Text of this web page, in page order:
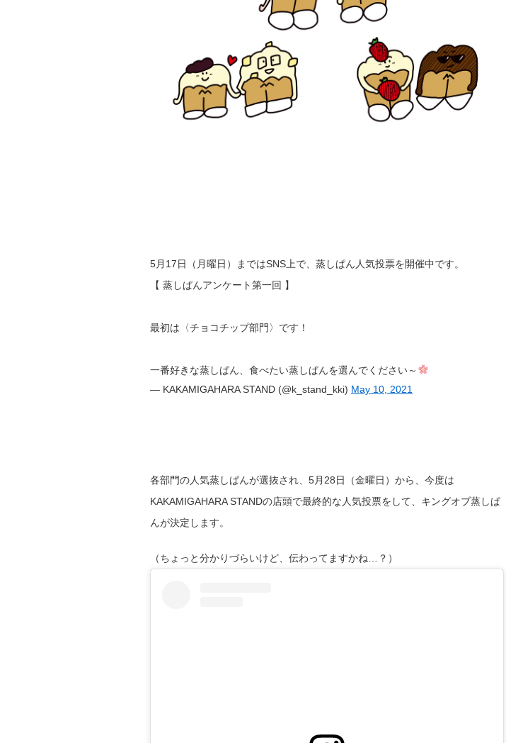
5月17日（月曜日）まではSNS上で、蒸しぱん人気投票を開催中です。
【 蒸しぱんアンケート第一回 】
最初は〈チョコチップ部門〉です！
一番好きな蒸しぱん、食べたい蒸しぱんを選んでください～
— KAKAMIGAHARA STAND (@k_stand_kki) May 10, 2021
各部門の人気蒸しぱんが選抜され、5月28日（金曜日）から、今度は
KAKAMIGAHARA STANDの店頭で最終的な人気投票をして、キングオブ蒸しぱ
んが決定します。
（ちょっと分かりづらいけど、伝わってますかね…？）